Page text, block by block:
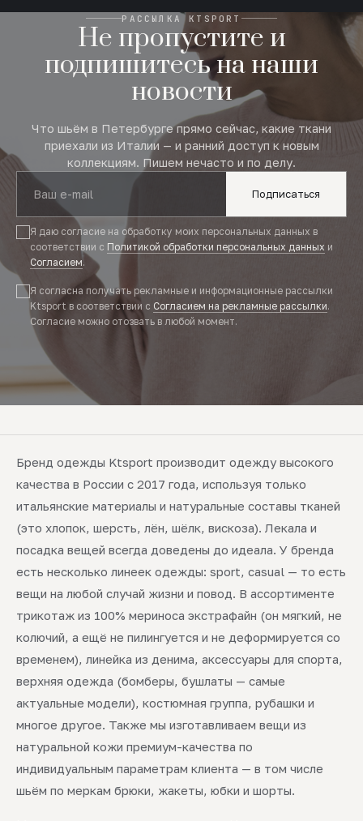
РАССЫЛКА KTSPORT
Не пропустите и
подпишитесь на наши
новости
Что шьём в Петербурге прямо сейчас, какие ткани
приехали из Италии — и ранний доступ к новым
коллекциям. Пишем нечасто и по делу.
Подписаться
Я даю согласие на обработку моих персональных данных в
соответствии с Политикой обработки персональных данных и
Согласием.
Я согласна получать рекламные и информационные рассылки
Ktsport в соответствии с Согласием на рекламные рассылки.
Согласие можно отозвать в любой момент.
Бренд одежды Ktsport производит одежду высокого
качества в России с 2017 года, используя только
итальянские материалы и натуральные составы тканей
(это хлопок, шерсть, лён, шёлк, вискоза). Лекала и
посадка вещей всегда доведены до идеала. У бренда
есть несколько линеек одежды: sport, casual — то есть
вещи на любой случай жизни и повод. В ассортименте
трикотаж из 100% мериноса экстрафайн (он мягкий, не
колючий, а ещё не пилингуется и не деформируется со
временем), линейка из денима, аксессуары для спорта,
верхняя одежда (бомберы, бушлаты — самые
актуальные модели), костюмная группа, рубашки и
многое другое. Также мы изготавливаем вещи из
натуральной кожи премиум-качества по
индивидуальным параметрам клиента — в том числе
шьём по меркам брюки, жакеты, юбки и шорты.